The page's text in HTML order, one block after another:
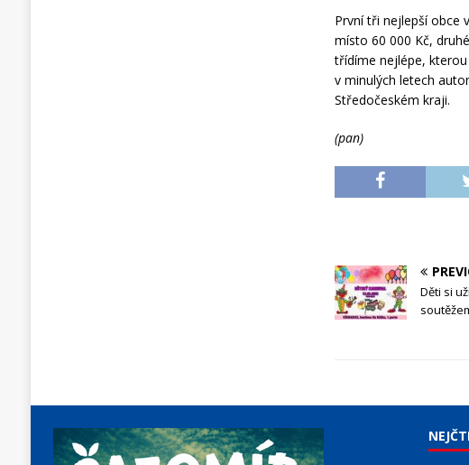
První tři nejlepší obce
místo 60 000 Kč,
třídíme nejlépe,
v minulých letech
Středočeském kraji.
(pan)
Děti si